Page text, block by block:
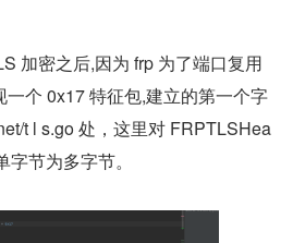
加密之后,因为 frp 为了端口复用
个 0x17 特征包,建立的第一个字
t l s.go 处，这里对 FRPTLSHea
节为多字节。